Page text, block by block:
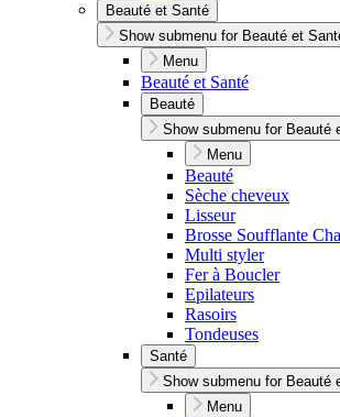
Beauté et Santé
Show submenu for Beauté et
Menu
Beauté et Santé
Beauté
Show submenu for Beauté
Menu
Beauté
Sèche cheveux
Lisseur
Brosse Soufflante
Multi styler
Fer à Boucler
Epilateurs
Rasoirs
Tondeuses
Santé
Show submenu for Beauté
Menu